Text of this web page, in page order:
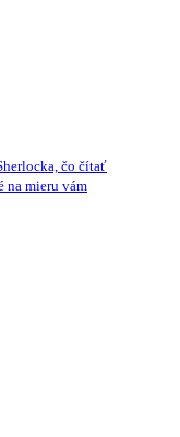
čo čítať
na mieru vám